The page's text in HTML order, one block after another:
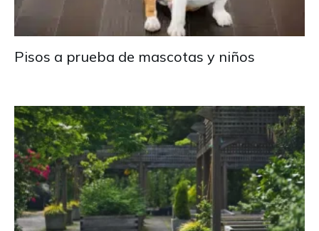
Pisos a prueba de mascotas y niños